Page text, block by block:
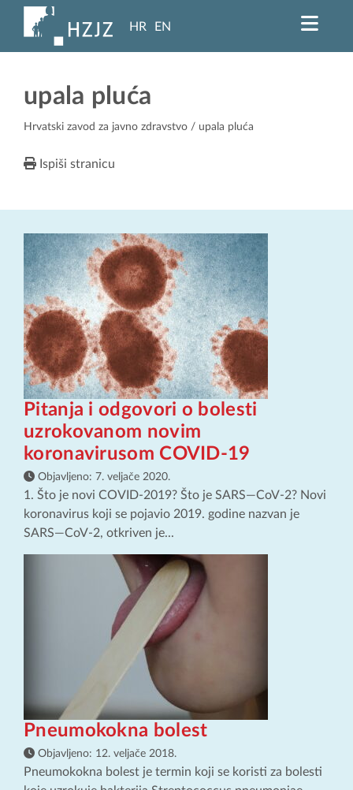
HR EN
upala pluća
Hrvatski zavod za javno zdravstvo / upala pluća
Ispiši stranicu
Pitanja i odgovori o bolesti
uzrokovanom novim
koronavirusom COVID-19
Objavljeno: 7. veljače 2020.
1. Što je novi COVID-2019? Što je SARS—CoV-2? Novi
koronavirus koji se pojavio 2019. godine nazvan je
SARS—CoV-2, otkriven je...
Pneumokokna bolest
Objavljeno: 12. veljače 2018.
Pneumokokna bolest je termin koji se koristi za bolesti